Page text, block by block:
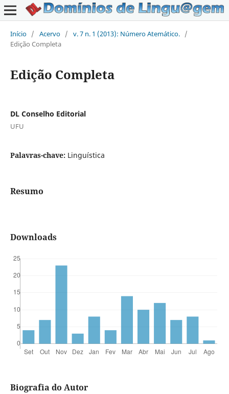
Início / Acervo / v. 7 n. 1 (2013): Número Atemático. /
Edição Completa
Edição Completa
DL Conselho Editorial
UFU
Palavras-chave: Linguística
Resumo
Downloads
Biografia do Autor